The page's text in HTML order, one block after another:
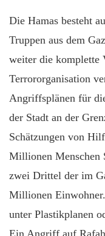
Die Hamas besteht
Truppen aus dem
weiter die komplette
Terrororganisation
Angriffsplänen für
der Stadt an der
Schätzungen von
Millionen Menschen
zwei Drittel der im
Millionen
unter Plastikplanen
Ein Angriff auf